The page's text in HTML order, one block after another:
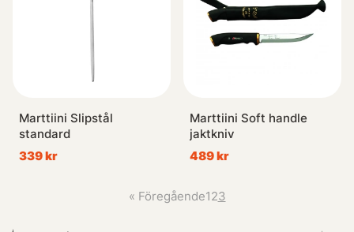
Marttiini Slipstål
standard
339 kr
Marttiini Soft handle
jaktkniv
489 kr
« Föregående123